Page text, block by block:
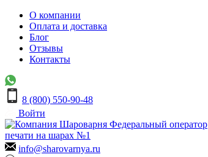
О компании
Оплата и доставка
Блог
Отзывы
Контакты
8 (800) 550-90-48
Войти
Федеральный оператор
печати на шарах №1
info@sharovarnya.ru